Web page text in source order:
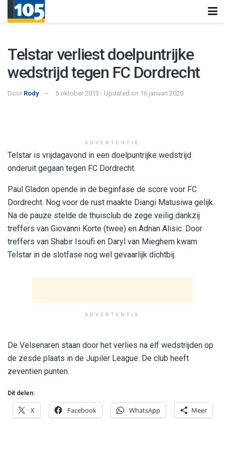
Telstar verliest doelpuntrijke
wedstrijd tegen FC Dordrecht
Door Rody 5 oktober 2013 - Updated on 16 januari 2020
ADVERTENTIE
Telstar is vrijdagavond in een doelpuntrijke wedstrijd
onderuit gegaan tegen FC Dordrecht.
Paul Gladon opende in de beginfase de score voor FC
Dordrecht. Nog voor de rust maakte Diangi Matusiwa gelijk.
Na de pauze stelde de thuisclub de zege veilig dankzij
treffers van Giovanni Korte (twee) en Adnan Alisic. Door
treffers van Shabir Isoufi en Daryl van Mieghem kwam
Telstar in de slotfase nog wel gevaarlijk dichtbij.
ADVERTENTIE
De Velsenaren staan door het verlies na elf wedstrijden op
de zesde plaats in de Jupiler League. De club heeft
zeventien punten.
Dit delen:
X Facebook WhatsApp Meer